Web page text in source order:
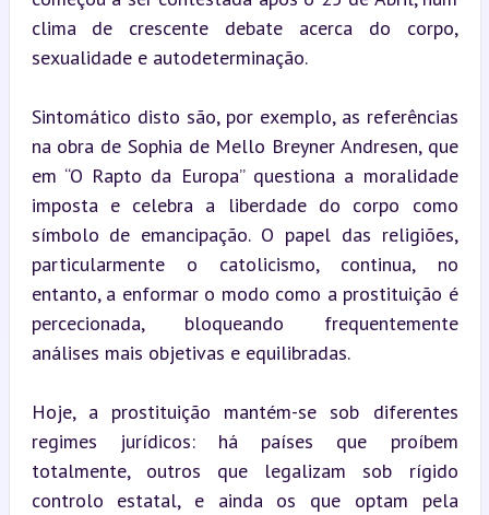
clima de crescente debate acerca do corpo,
sexualidade e autodeterminação.
Sintomático disto são, por exemplo, as referências
na obra de Sophia de Mello Breyner Andresen, que
em “O Rapto da Europa” questiona a moralidade
imposta e celebra a liberdade do corpo como
símbolo de emancipação. O papel das religiões,
particularmente o catolicismo, continua, no
entanto, a enformar o modo como a prostituição é
percecionada, bloqueando frequentemente
análises mais objetivas e equilibradas.
Hoje, a prostituição mantém-se sob diferentes
regimes jurídicos: há países que proíbem
totalmente, outros que legalizam sob rígido
controlo estatal, e ainda os que optam pela